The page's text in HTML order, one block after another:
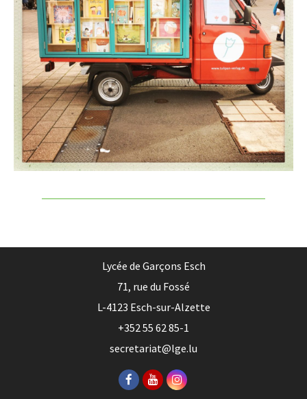
Lycée de Garçons Esch
71, rue du Fossé
L-4123 Esch-sur-Alzette
+352 55 62 85-1
secretariat@lge.lu